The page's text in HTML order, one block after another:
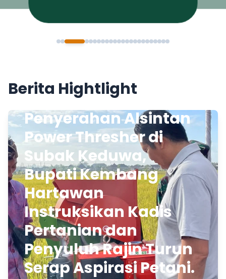
Berita Hightlight
Penyerahan Alsintan
Power Thresher di
Subak Keduwa,
Bupati Kembang
Hartawan
Instruksikan Kadis
Pertanian dan
Penyuluh Rajin Turun
Serap Aspirasi Petani.